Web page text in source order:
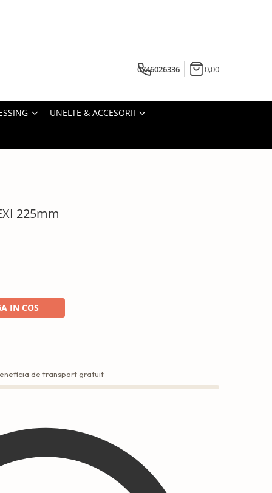
0746026336 0,00
UNELTE & ACCESORII
225mm
IN COS
de transport gratuit